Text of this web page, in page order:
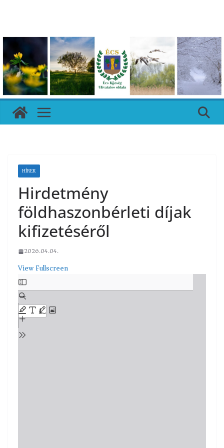
HÍREK
Hirdetmény
földhaszonbérleti díjak
kifizetéséről
2026.04.04.
View Fullscreen
Skip
to
PDF
content